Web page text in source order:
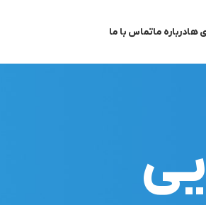
هادرباره ماتماس با ما